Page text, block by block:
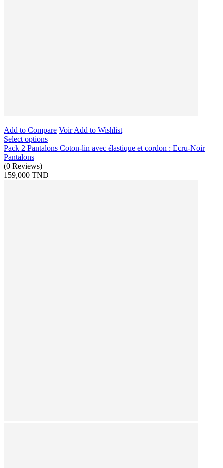
Add to Compare VoirAdd to Wishlist
Select options
Pack 2 Pantalons Coton-lin avec élastique et cordon : Ecru-Noir
Pantalons
(0 Reviews)
159,000 TND